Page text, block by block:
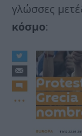
γλώσσες
κόσμο: